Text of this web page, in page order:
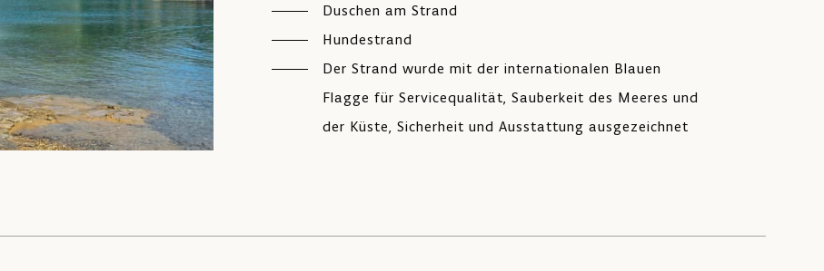
Duschen am Strand
Hundestrand
Der Strand wurde mit der internationalen Blauen
Flagge für Servicequalität, Sauberkeit des Meeres und
der Küste, Sicherheit und Ausstattung ausgezeichnet